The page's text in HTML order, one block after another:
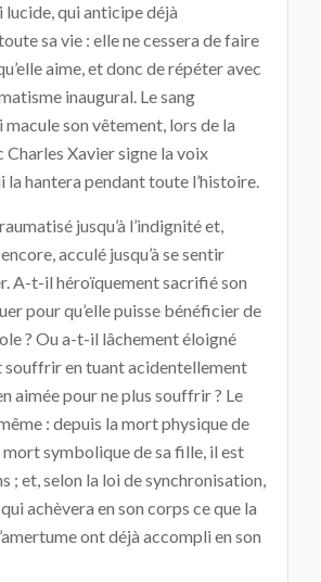
lucide, qui anticipe déjà
sa vie : elle ne cessera de faire
aime, et donc de répéter avec
inaugural. Le sang
son vêtement, lors de la
Charles Xavier signe la voix
la hantera pendant toute l’histoire.
jusqu’à l’indignité et,
acculé jusqu’à se sentir
A-t-il héroïquement sacrifié son
pour qu’elle puisse bénéficier de
? Ou a-t-il lâchement éloigné
souffrir en tuant acidentellement
aimée pour ne plus souffrir ? Le
: depuis la mort physique de
mort symbolique de sa fille, il est
; et, selon la loi de synchronisation,
achèvera en son corps ce que la
ont déjà accompli en son